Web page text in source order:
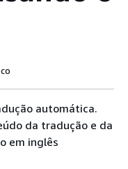
automática.
da tradução e da
em inglês